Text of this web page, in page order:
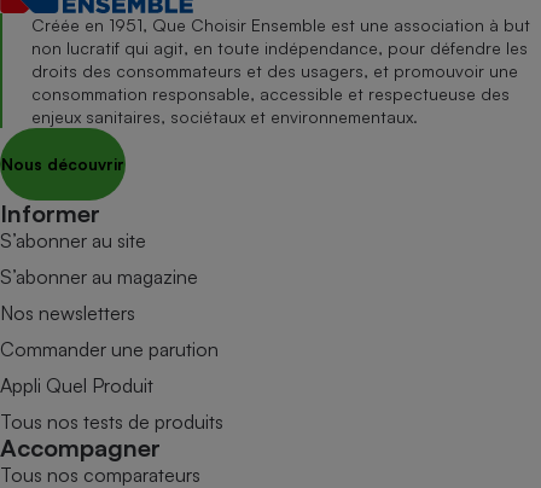
Créée en 1951, Que Choisir Ensemble est une association à but
non lucratif qui agit, en toute indépendance, pour défendre les
droits des consommateurs et des usagers, et promouvoir une
consommation responsable, accessible et respectueuse des
enjeux sanitaires, sociétaux et environnementaux.
Nous découvrir
Informer
S’abonner au site
S’abonner au magazine
Nos newsletters
Commander une parution
Appli Quel Produit
Tous nos tests de produits
Accompagner
Tous nos comparateurs